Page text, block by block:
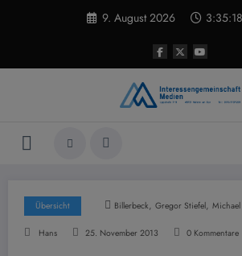
9. August 2026
Übersicht Billerbeck, Gregor Stiefel,
Hans 25. November 2013 0 Kommentare